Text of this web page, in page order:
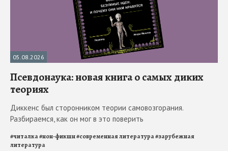
05.08.2026
Псевдонаука: новая книга о самых диких
теориях
Диккенс был сторонником теории самовозгорания.
Разбираемся, как он мог в это поверить
#читалка#нон-фикшн#современная литература#зарубежная
литература